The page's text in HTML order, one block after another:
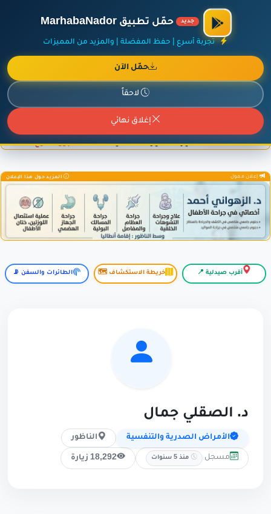
أضف نشاطك مجاناً
جديد حمّل تطبيق MarhabaNador
تجربة أسرع | حفظ المفضلة | والمزيد من المميزات
حمّل الآن
لاحقاً
إغلاق نهائي
إعلان ممول المزيد حول هذا الإعلان
إعلان ممول المزيد حول هذا الإعلان
أقرب صيدلية 📍 خريطة الاستكشاف 🗺️ الطائرات والسفن 📡
د. الصقلي جمال
الأمراض الصدرية والتنفسية الناظور
مسجل منذ 5 سنوات 18,292 زيارة